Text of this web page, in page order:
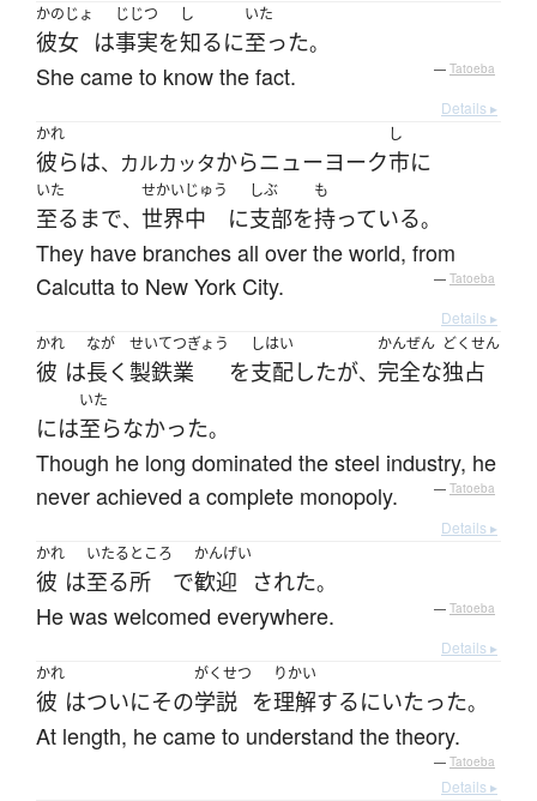
かのじょ
彼女 は
じじつ
事実を
し
知るに
いた
至った。
She came to know the fact. — Tatoeba
Details ▸
かれ
彼らは、カルカッタからニューヨーク
し
市に
いた
至るまで、
せかいじゅう
世界中 に
しぶ
支部を
も
持っている。
They have branches all over the world, from
Calcutta to New York City.
— Tatoeba
Details ▸
かれ
彼 は
なが
長く
せいてつぎょう
製鉄業 を
しはい
支配したが、
かんぜん
完全な
どくせん
独占
には
いた
至らなかった。
Though he long dominated the steel industry, he
never achieved a complete monopoly.
— Tatoeba
Details ▸
かれ
彼 は
いたるところ
至る所 で
かんげい
歓迎 された。
He was welcomed everywhere. — Tatoeba
Details ▸
かれ
彼 はついにその
がくせつ
学説 を
りかい
理解するにいたった。
At length, he came to understand the theory.
— Tatoeba
Details ▸